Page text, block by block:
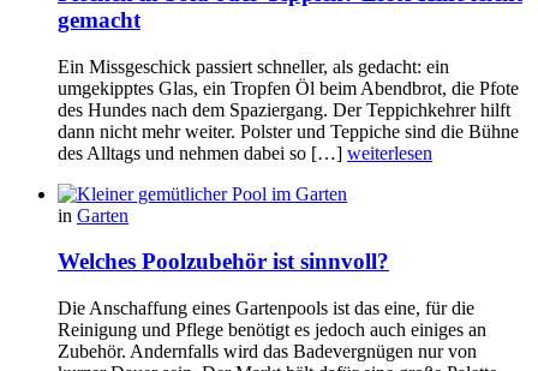
gemacht
Ein Missgeschick passiert schneller, als gedacht: ein
umgekipptes Glas, ein Tropfen Öl beim Abendbrot, die Pfote
des Hundes nach dem Spaziergang. Der Teppichkehrer hilft
dann nicht mehr weiter. Polster und Teppiche sind die Bühne
des Alltags und nehmen dabei so […] weiterlesen
in Garten
Welches Poolzubehör ist sinnvoll?
Die Anschaffung eines Gartenpools ist das eine, für die
Reinigung und Pflege benötigt es jedoch auch einiges an
Zubehör. Andernfalls wird das Badevergnügen nur von